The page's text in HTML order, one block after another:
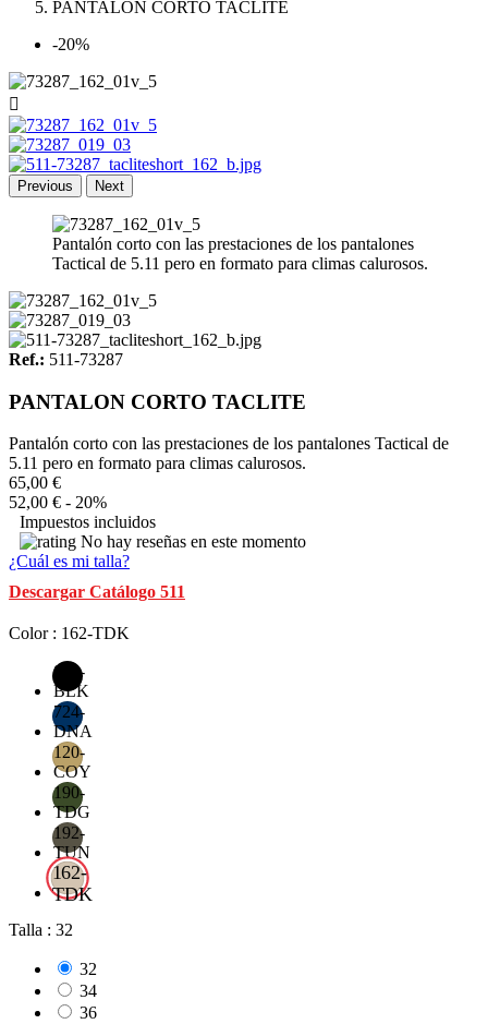
PANTALON CORTO TACLITE
-20%

Previous Next
Pantalón corto con las prestaciones de los pantalones
Tactical de 5.11 pero en formato para climas calurosos.
Ref.: 511-73287
PANTALON CORTO TACLITE
Pantalón corto con las prestaciones de los pantalones Tactical de
5.11 pero en formato para climas calurosos.
65,00 €
52,00 € - 20%
Impuestos incluidos
No hay reseñas en este momento
¿Cuál es mi talla?
Descargar Catálogo 511
Color : 162-TDK
019-
BLK
724-
DNA
120-
COY
190-
TDG
192-
TUN
162-
TDK
Talla : 32
32
34
36